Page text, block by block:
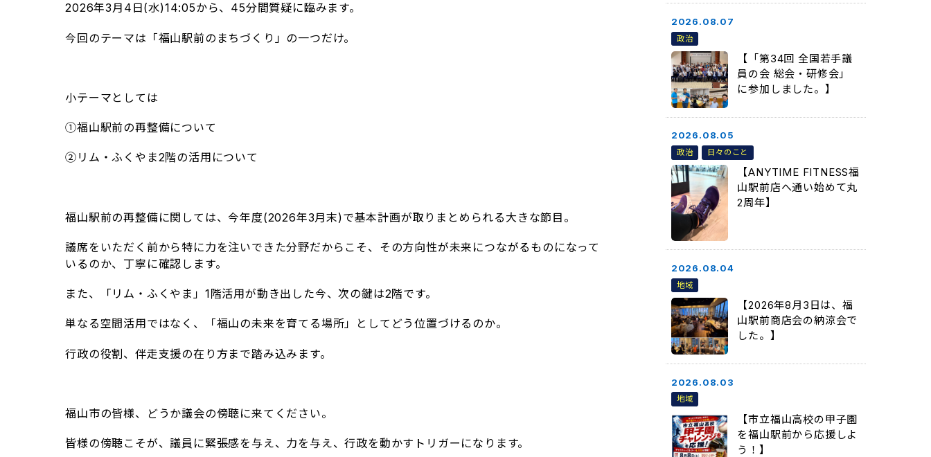
2026年3月4日(水)14:05から、45分間質疑に臨みます。
今回のテーマは「福山駅前のまちづくり」の一つだけ。
小テーマとしては
①福山駅前の再整備について
②リム・ふくやま2階の活用について
福山駅前の再整備に関しては、今年度(2026年3月末)で基本計画が取りまとめられる大きな節目。
議席をいただく前から特に力を注いできた分野だからこそ、その方向性が未来につながるものになって
いるのか、丁寧に確認します。
また、「リム・ふくやま」1階活用が動き出した今、次の鍵は2階です。
単なる空間活用ではなく、「福山の未来を育てる場所」としてどう位置づけるのか。
行政の役割、伴走支援の在り方まで踏み込みます。
福山市の皆様、どうか議会の傍聴に来てください。
皆様の傍聴こそが、議員に緊張感を与え、力を与え、行政を動かすトリガーになります。
2026.08.07
政治
【「第34回 全国若手議
員の会 総会・研修会」
に参加しました。】
2026.08.05
政治 日々のこと
【ANYTIME FITNESS福
山駅前店へ通い始めて丸
2周年】
2026.08.04
地域
【2026年8月3日は、福
山駅前商店会の納涼会で
した。】
2026.08.03
地域
【市立福山高校の甲子園
を福山駅前から応援しよ
う！】